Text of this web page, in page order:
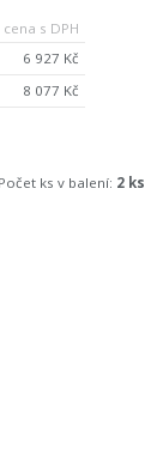
cena s DPH
6 927 Kč
8 077 Kč
Počet ks v balení: 2 ks